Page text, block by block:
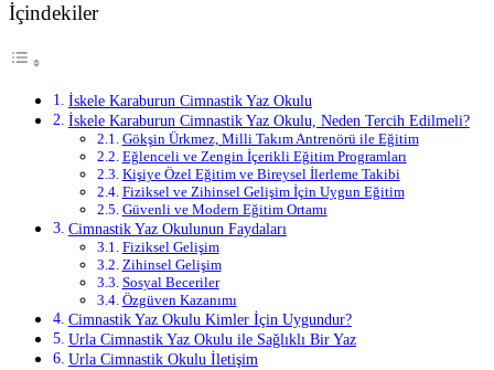
İçindekiler
İskele Karaburun Cimnastik Yaz Okulu
İskele Karaburun Cimnastik Yaz Okulu, Neden Tercih Edilmeli?
Gökşin Ürkmez, Milli Takım Antrenörü ile Eğitim
Eğlenceli ve Zengin İçerikli Eğitim Programları
Kişiye Özel Eğitim ve Bireysel İlerleme Takibi
Fiziksel ve Zihinsel Gelişim İçin Uygun Eğitim
Güvenli ve Modern Eğitim Ortamı
Cimnastik Yaz Okulunun Faydaları
Fiziksel Gelişim
Zihinsel Gelişim
Sosyal Beceriler
Özgüven Kazanımı
Cimnastik Yaz Okulu Kimler İçin Uygundur?
Urla Cimnastik Yaz Okulu ile Sağlıklı Bir Yaz
Urla Cimnastik Okulu İletişim